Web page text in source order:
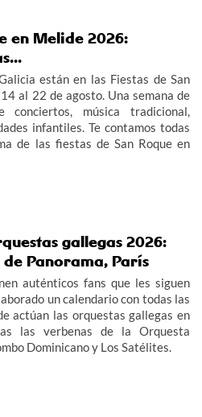
en Melide 2026:
están en las Fiestas de San
al 22 de agosto. Una semana de
conciertos, música tradicional,
infantiles. Te contamos todas
de las fiestas de San Roque en
gallegas 2026:
Panorama, París
auténticos fans que les siguen
un calendario con todas las
actúan las orquestas gallegas en
las verbenas de la Orquesta
Dominicano y Los Satélites.